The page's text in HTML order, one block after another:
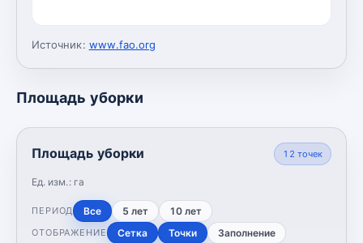
Источник: www.fao.org
Площадь уборки
Площадь уборки
Ед. изм.: га
12 точек
ПЕРИОД Все 5 лет 10 лет
ОТОБРАЖЕНИЕ Сетка Точки Заполнение